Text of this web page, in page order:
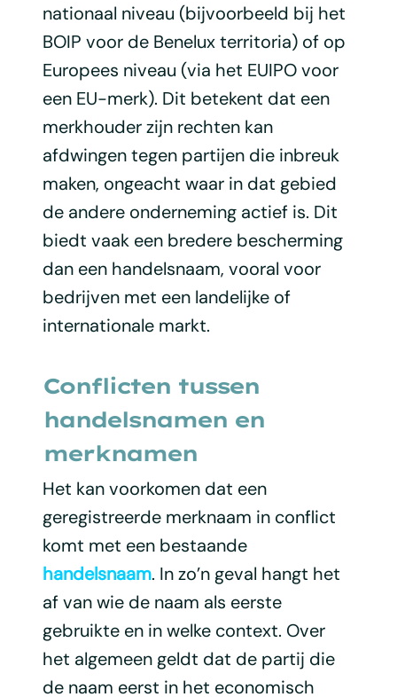
nationaal niveau (bijvoorbeeld bij het
BOIP voor de Benelux territoria) of op
Europees niveau (via het EUIPO voor
een EU-merk). Dit betekent dat een
merkhouder zijn rechten kan
afdwingen tegen partijen die inbreuk
maken, ongeacht waar in dat gebied
de andere onderneming actief is. Dit
biedt vaak een bredere bescherming
dan een handelsnaam, vooral voor
bedrijven met een landelijke of
internationale markt.
Conflicten tussen
handelsnamen en
merknamen
Het kan voorkomen dat een
geregistreerde merknaam in conflict
komt met een bestaande
handelsnaam. In zo’n geval hangt het
af van wie de naam als eerste
gebruikte en in welke context. Over
het algemeen geldt dat de partij die
de naam eerst in het economisch